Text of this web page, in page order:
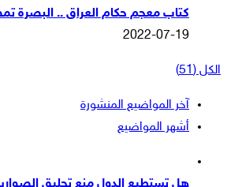
كتاب معجم حكام العراق .. البصرة
2022-07-19
الكل (51)
آخر المواضيع المنشورة
أشهر المواضيع